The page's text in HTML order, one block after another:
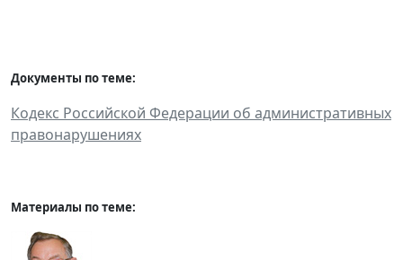
Документы по теме:
Кодекс Российской Федерации об административных
правонарушениях
Материалы по теме: